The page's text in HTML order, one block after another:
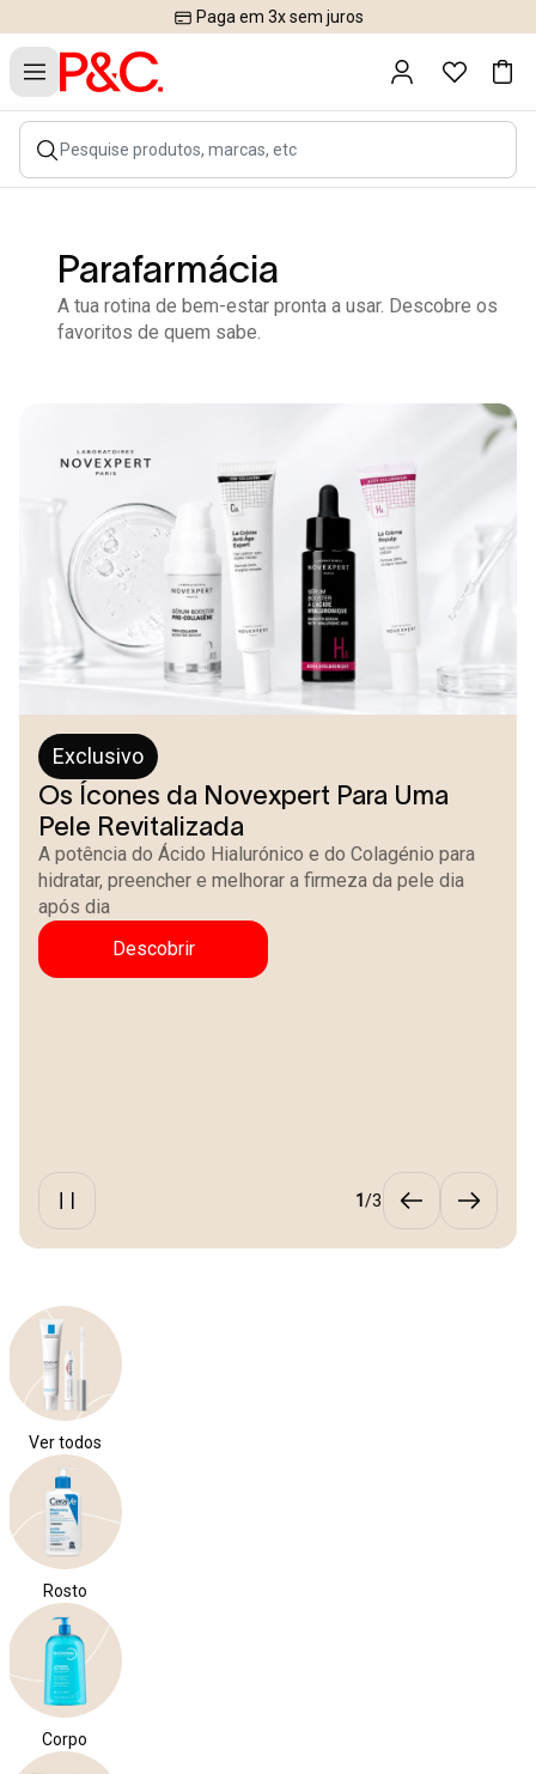
Paga em 3x sem juros
Parafarmácia
A tua rotina de bem-estar pronta a usar. Descobre os
favoritos de quem sabe.
Exclusivo
Os Ícones da Novexpert Para Uma
Pele Revitalizada
A potência do Ácido Hialurónico e do Colagénio para
hidratar, preencher e melhorar a firmeza da pele dia
após dia
Descobrir
1/3
Ver todos
Rosto
Corpo